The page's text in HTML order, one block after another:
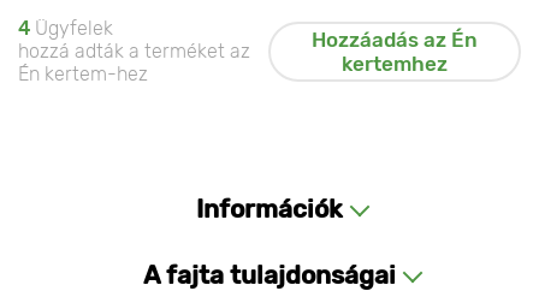
4 Ügyfelek
hozzá adták a terméket az
Én kertem-hez
Hozzáadás az Én
kertemhez
Információk
A fajta tulajdonságai